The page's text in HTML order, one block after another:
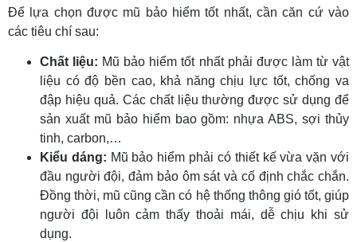
Để lựa chọn được mũ bảo hiểm tốt nhất, cần căn cứ vào
các tiêu chí sau:
Chất liệu: Mũ bảo hiểm tốt nhất phải được làm từ vật
liệu có độ bền cao, khả năng chịu lực tốt, chống va
đập hiệu quả. Các chất liệu thường được sử dụng để
sản xuất mũ bảo hiểm bao gồm: nhựa ABS, sợi thủy
tinh, carbon,…
Kiểu dáng: Mũ bảo hiểm phải có thiết kế vừa vặn với
đầu người đội, đảm bảo ôm sát và cố định chắc chắn.
Đồng thời, mũ cũng cần có hệ thống thông gió tốt, giúp
người đội luôn cảm thấy thoải mái, dễ chịu khi sử
dụng.